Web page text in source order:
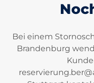
Bei einem
Brandenburg